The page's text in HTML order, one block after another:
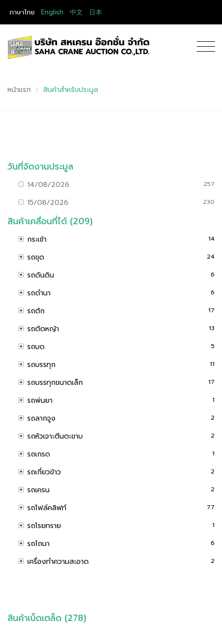
ภาษาไทย English 中文 日本
หน้าแรก สินค้าสำหรับประมูล
วันที่จัดงานประมูล
14/08/2026 257
15/08/2026 230
สินค้าเคลื่อนที่ได้ (209)
กระเช้า 14
รถขุด 24
รถดันดิน 6
รถดำนา 6
รถตัก 17
รถตัดหญ้า 13
รถบด 5
รถบรรทุก 11
รถบรรทุกขนาดเล็ก 17
รถพ่นยา 1
รถลากจูง 2
รถหัวเจาะตีนตะขาบ 2
รถเกรด 1
รถเกี่ยวข้าว 2
รถเครน 2
รถโฟล์คลิฟท์ 77
รถโรยทราย 1
รถไถนา 6
เครื่องทำความสะอาด 2
สินค้าเบ็ดเตล็ด (278)